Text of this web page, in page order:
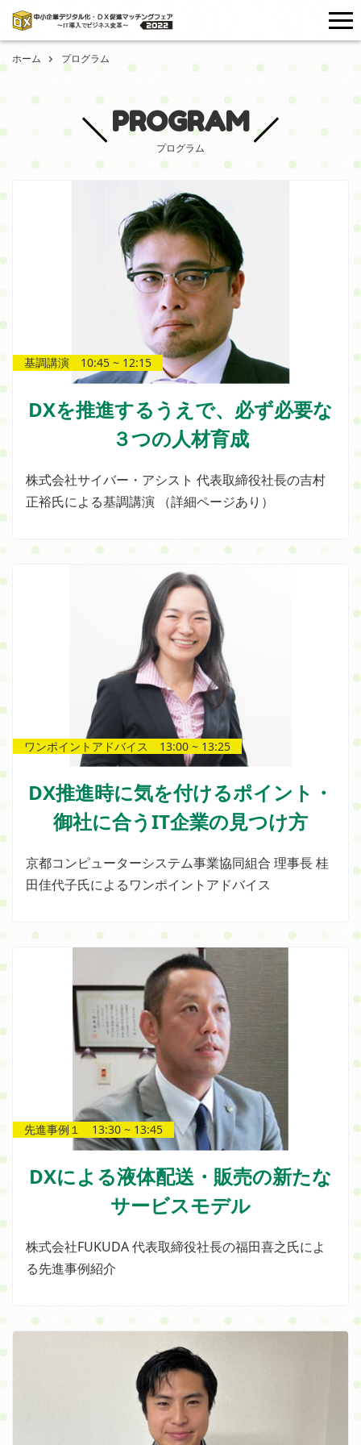
ホーム プログラム
PROGRAM
プログラム
DXを推進するうえで、必ず必要な
３つの人材育成
基調講演 10:45 ~ 12:15
株式会社サイバー・アシスト 代表取締役社長の吉村
正裕氏による基調講演 （詳細ページあり）
DX推進時に気を付けるポイント・
御社に合うIT企業の見つけ方
ワンポイントアドバイス 13:00 ~ 13:25
京都コンピューターシステム事業協同組合 理事長 桂
田佳代子氏によるワンポイントアドバイス
DXによる液体配送・販売の新たな
サービスモデル
先進事例１ 13:30 ~ 13:45
株式会社FUKUDA 代表取締役社長の福田喜之氏によ
る先進事例紹介